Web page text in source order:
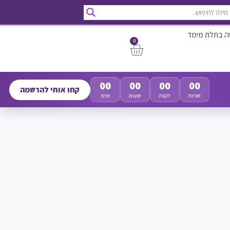
בתלת מימד
0
00
ימים
00
שעות
00
דקות
00
שניות
קחו אותי להרשמה